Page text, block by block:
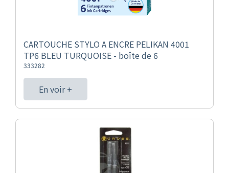
CARTOUCHE STYLO A ENCRE PELIKAN 4001
TP6 BLEU TURQUOISE - boîte de 6
333282
En voir +